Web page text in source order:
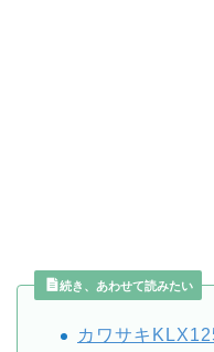
続き、あわせて読みたい
カワサキ